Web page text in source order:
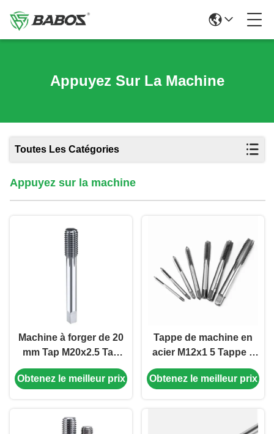
Appuyez Sur La Machine
Toutes Les Catégories
Appuyez sur la machine
Machine à forger de 20
mm Tap M20x2.5 Tap
acier à haute vitesse
pour l'acier à faible
Obtenez le meilleur prix
Tappe de machine en
acier M12x1 5 Tappe à
grande vitesse Tappe à
flûte droite 4 flûtes
Obtenez le meilleur prix